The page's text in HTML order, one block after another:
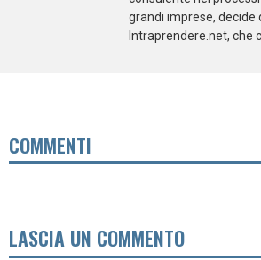
grandi imprese, decide
Intraprendere.net, che
COMMENTI
LASCIA UN COMMENTO